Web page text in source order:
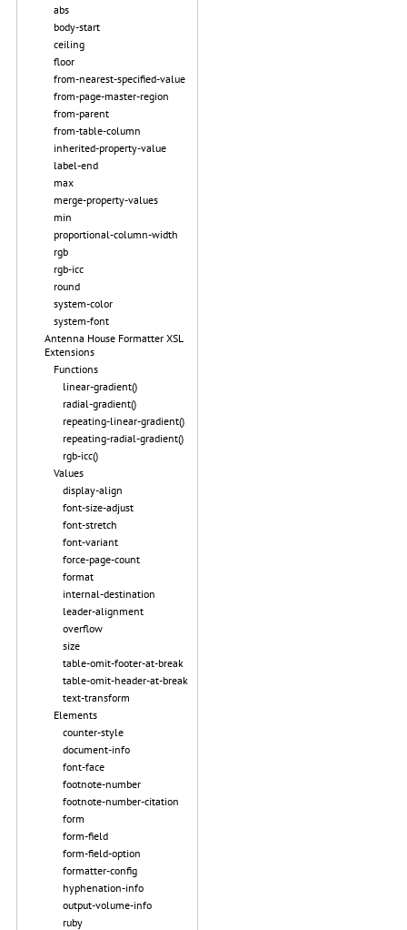
abs
body-start
ceiling
floor
from-nearest-specified-value
from-page-master-region
from-parent
from-table-column
inherited-property-value
label-end
max
merge-property-values
min
proportional-column-width
rgb
rgb-icc
round
system-color
system-font
Antenna House Formatter XSL
Extensions
Functions
linear-gradient()
radial-gradient()
repeating-linear-gradient()
repeating-radial-gradient()
rgb-icc()
Values
display-align
font-size-adjust
font-stretch
font-variant
force-page-count
format
internal-destination
leader-alignment
overflow
size
table-omit-footer-at-break
table-omit-header-at-break
text-transform
Elements
counter-style
document-info
font-face
footnote-number
footnote-number-citation
form
form-field
form-field-option
formatter-config
hyphenation-info
output-volume-info
ruby